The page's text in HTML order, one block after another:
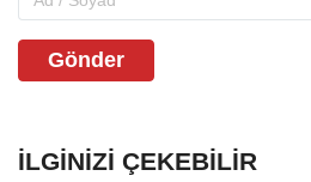
Gönder
İLGINIZI ÇEKEBILIR